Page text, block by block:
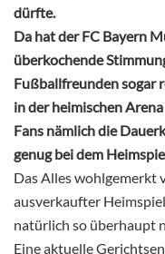
dürfte.
Da hat der FC Bayern
überkochende
Fußballfreunden sogar
in der heimischen
Fans nämlich die
genug bei dem
Das Alles wohlgemerkt
ausverkaufter
natürlich so überhaupt
Eine aktuelle